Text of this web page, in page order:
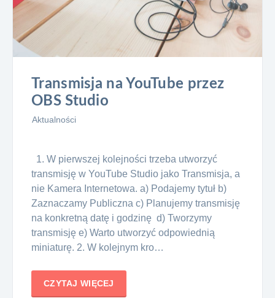
Transmisja na YouTube przez
OBS Studio
Aktualności
1. W pierwszej kolejności trzeba utworzyć
transmisję w YouTube Studio jako Transmisja, a
nie Kamera Internetowa. a) Podajemy tytuł b)
Zaznaczamy Publiczna c) Planujemy transmisję
na konkretną datę i godzinę d) Tworzymy
transmisję e) Warto utworzyć odpowiednią
miniaturę. 2. W kolejnym kro…
CZYTAJ WIĘCEJ